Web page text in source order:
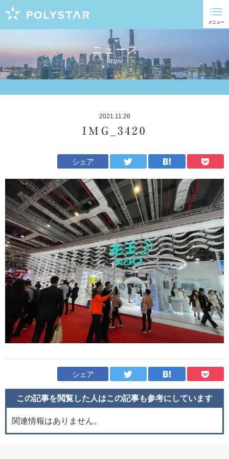
ニュース
NEWS
2021.11.26
IMG_3420
シェア
シェア
この記事を閲覧した人はこの記事も参考にしています
関連情報はありません。